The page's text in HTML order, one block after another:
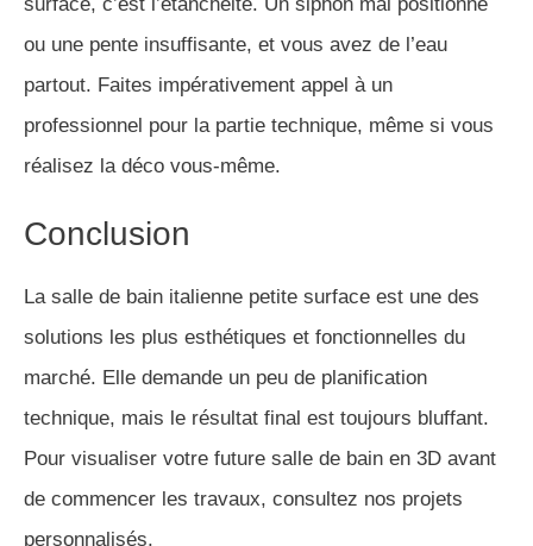
ou une pente insuffisante, et vous avez de l’eau
partout. Faites impérativement appel à un
professionnel pour la partie technique, même si vous
réalisez la déco vous-même.
Conclusion
La salle de bain italienne petite surface est une des
solutions les plus esthétiques et fonctionnelles du
marché. Elle demande un peu de planification
technique, mais le résultat final est toujours bluffant.
Pour visualiser votre future salle de bain en 3D avant
de commencer les travaux, consultez nos projets
personnalisés.